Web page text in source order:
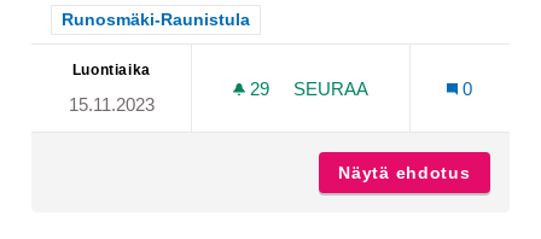
Rajaa tulokset teeman mukaan: Runosmäki-Raunistula
Runosmäki-Raunistula
Luontiaika
15.11.2023
29 29 SEURAAJAA
SEURAA
0
Näytä ehdotus